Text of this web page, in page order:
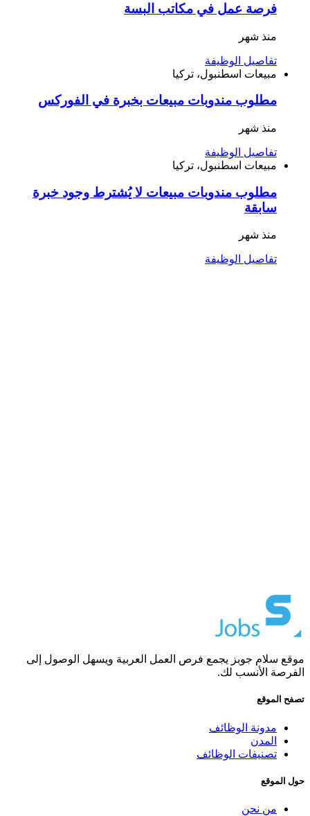
فرصة عمل في مكاتب البسة
منذ شهر
تفاصيل الوظيفة
مبيعات اسطنبول، تركيا
مطلوب مندوبات مبيعات بخبرة في الفوركس
منذ شهر
تفاصيل الوظيفة
مبيعات اسطنبول، تركيا
مطلوب مندوبات مبيعات لا يُشترط وجود خبرة
سابقة
منذ شهر
تفاصيل الوظيفة
موقع سلام جوبز يجمع فرص العمل العربية ويسهل الوصول إلى
الفرصة الأنسب لك.
تصفح الموقع
مدونة الوظائف
المدن
تصنيفات الوظائف
حول الموقع
من نحن